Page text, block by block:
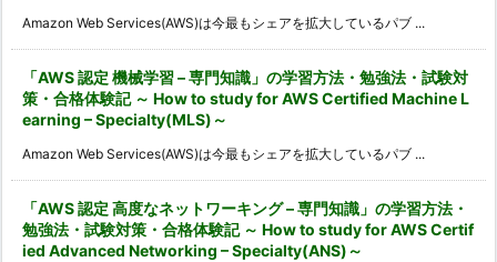
Amazon Web Services(AWS)は今最もシェアを拡大しているパブ ...
「AWS 認定 機械学習 – 専門知識」の学習方法・勉強法・試験対
策・合格体験記 ～ How to study for AWS Certified Machine L
earning – Specialty(MLS)～
Amazon Web Services(AWS)は今最もシェアを拡大しているパブ ...
「AWS 認定 高度なネットワーキング – 専門知識」の学習方法・
勉強法・試験対策・合格体験記 ～ How to study for AWS Certif
ied Advanced Networking – Specialty(ANS)～